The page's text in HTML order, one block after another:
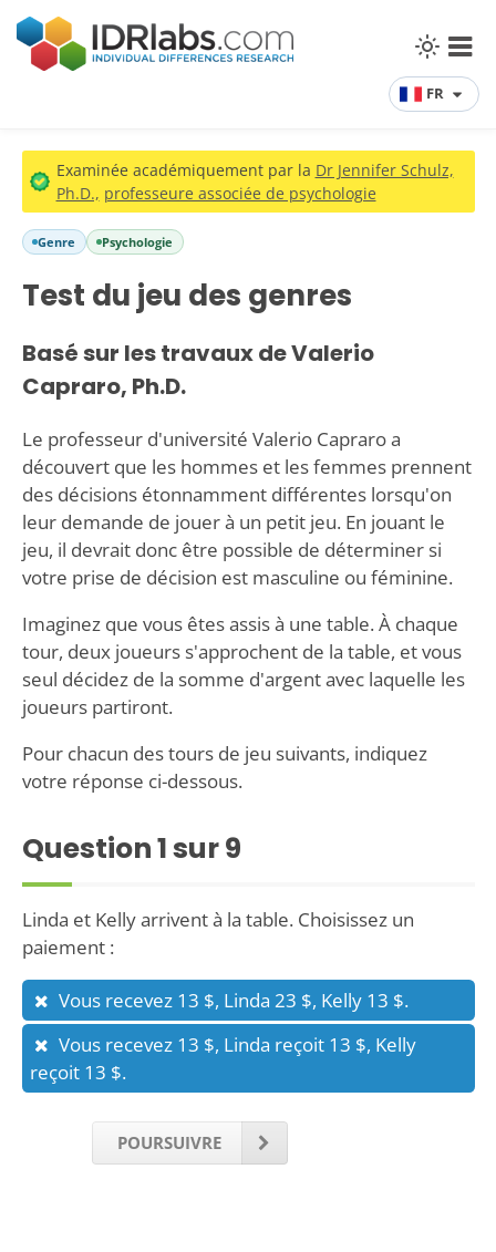
FR
Examinée académiquement par la Dr Jennifer Schulz,
Ph.D., professeure associée de psychologie
Genre Psychologie
Test du jeu des genres
Basé sur les travaux de Valerio
Capraro, Ph.D.
Le professeur d'université Valerio Capraro a
découvert que les hommes et les femmes prennent
des décisions étonnamment différentes lorsqu'on
leur demande de jouer à un petit jeu. En jouant le
jeu, il devrait donc être possible de déterminer si
votre prise de décision est masculine ou féminine.
Imaginez que vous êtes assis à une table. À chaque
tour, deux joueurs s'approchent de la table, et vous
seul décidez de la somme d'argent avec laquelle les
joueurs partiront.
Pour chacun des tours de jeu suivants, indiquez
votre réponse ci-dessous.
Question1sur 9
Linda et Kelly arrivent à la table. Choisissez un
paiement :
Vous recevez 13 $, Linda 23 $, Kelly 13 $.
Vous recevez 13 $, Linda reçoit 13 $, Kelly
reçoit 13 $.
POURSUIVRE